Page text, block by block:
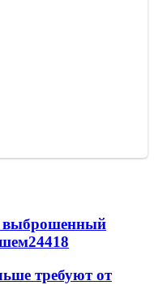
выброшенный
24418
требуют от